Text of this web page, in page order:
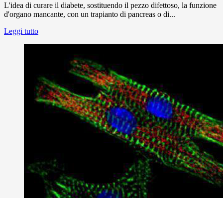
L'idea di curare il diabete, sostituendo il pezzo difettoso, la funzione
d'organo mancante, con un trapianto di pancreas o di...
Leggi tutto